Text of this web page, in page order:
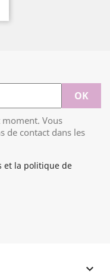
Vous
de contact dans les
et la politique de
